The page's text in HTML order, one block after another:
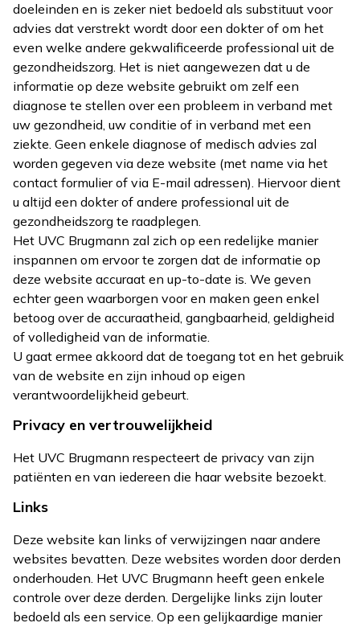
doeleinden en is zeker niet bedoeld als substituut voor
advies dat verstrekt wordt door een dokter of om het
even welke andere gekwalificeerde professional uit de
gezondheidszorg. Het is niet aangewezen dat u de
informatie op deze website gebruikt om zelf een
diagnose te stellen over een probleem in verband met
uw gezondheid, uw conditie of in verband met een
ziekte. Geen enkele diagnose of medisch advies zal
worden gegeven via deze website (met name via het
contact formulier of via E-mail adressen). Hiervoor dient
u altijd een dokter of andere professional uit de
gezondheidszorg te raadplegen.
Het UVC Brugmann zal zich op een redelijke manier
inspannen om ervoor te zorgen dat de informatie op
deze website accuraat en up-to-date is. We geven
echter geen waarborgen voor en maken geen enkel
betoog over de accuraatheid, gangbaarheid, geldigheid
of volledigheid van de informatie.
U gaat ermee akkoord dat de toegang tot en het gebruik
van de website en zijn inhoud op eigen
verantwoordelijkheid gebeurt.
Privacy en vertrouwelijkheid
Het UVC Brugmann respecteert de privacy van zijn
patiënten en van iedereen die haar website bezoekt.
Links
Deze website kan links of verwijzingen naar andere
websites bevatten. Deze websites worden door derden
onderhouden. Het UVC Brugmann heeft geen enkele
controle over deze derden. Dergelijke links zijn louter
bedoeld als een service. Op een gelijkaardige manier